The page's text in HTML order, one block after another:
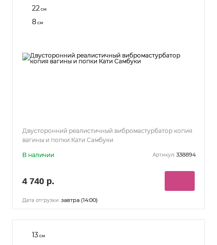
22 см
8см
Двусторонний реалистичный вибромастурбатор копия
вагины и попки Кати Самбуки
В наличии Артикул: 338894
4 740 р.
Дата отгрузки: завтра (14:00)
13см